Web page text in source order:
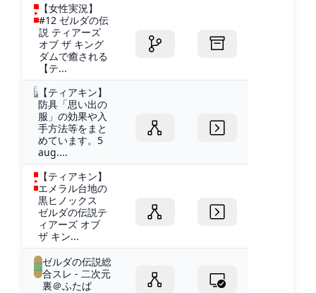
【女性実況】
#12 ゼルダの伝
説 ティアーズ
オブ ザ キング
ダムで癒される
【テ...
【ティアキン】
防具「思い出の
服」の効果や入
手方法等をまと
めています。5
aug....
【ティアキン】
エメラル台地の
黒ヒノックス
ゼルダの伝説テ
ィアーズ オブ
ザ キン...
ゼルダの伝説総
合スレ - 二次元
裏＠ふたば